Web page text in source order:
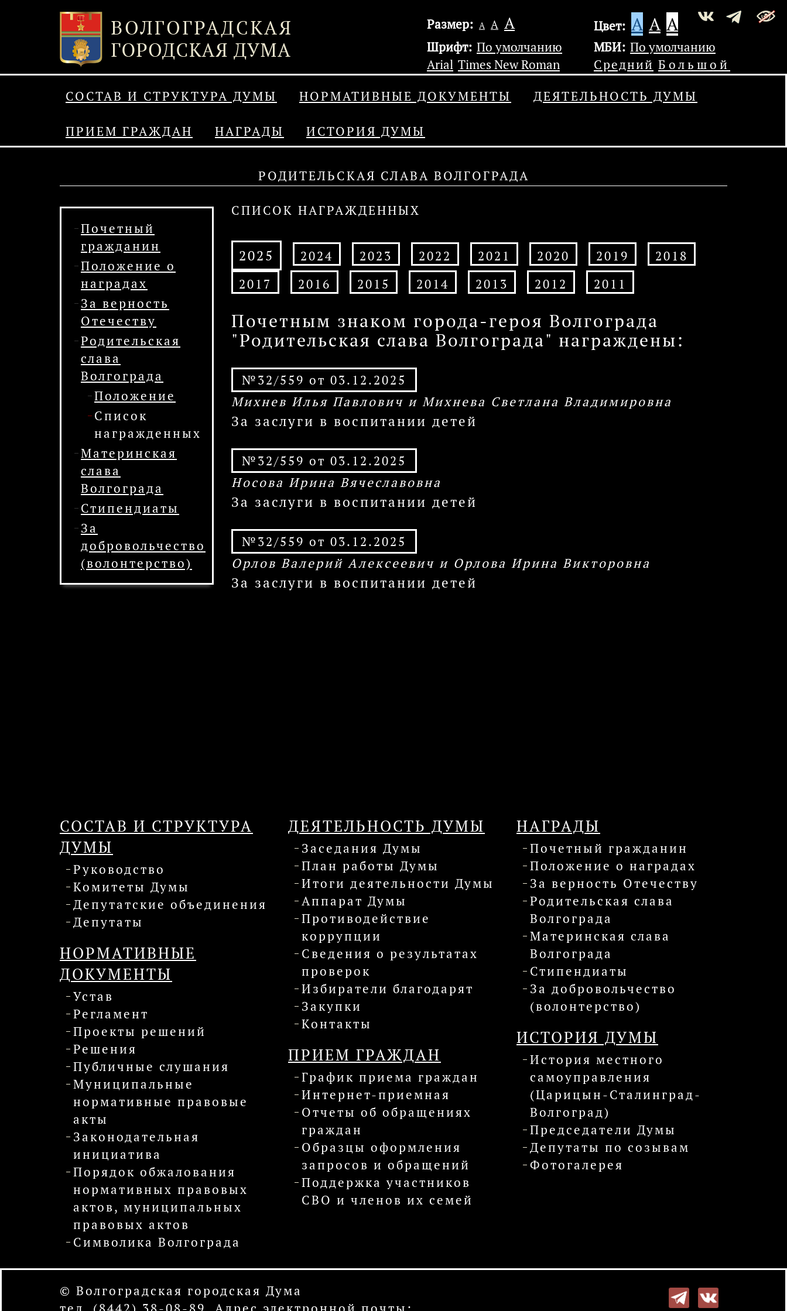
Размер: А А А Цвет: A A A
Шрифт: По умолчанию
Arial Times New Roman
МБИ: По умолчанию
Средний Большой
СОСТАВ И СТРУКТУРА ДУМЫ
НОРМАТИВНЫЕ ДОКУМЕНТЫ ДЕЯТЕЛЬНОСТЬ ДУМЫ
ПРИЕМ ГРАЖДАН НАГРАДЫ ИСТОРИЯ ДУМЫ
РОДИТЕЛЬСКАЯ СЛАВА ВОЛГОГРАДА
Почетный
гражданин
Положение о
наградах
За верность
Отечеству
Родительская
слава
Волгограда
Положение
Список
награжденных
Материнская
слава
Волгограда
Стипендиаты
За
добровольчество
(волонтерство)
СПИСОК НАГРАЖДЕННЫХ
2025 2024 2023 2022 2021 2020 2019
2018
2017
2016 2015 2014 2013 2012 2011
Почетным знаком города-героя Волгограда
"Родительская слава Волгограда" награждены:
№32/559 от 03.12.2025
Михнев Илья Павлович и Михнева Светлана Владимировна
За заслуги в воспитании детей
№32/559 от 03.12.2025
Носова Ирина Вячеславовна
За заслуги в воспитании детей
№32/559 от 03.12.2025
Орлов Валерий Алексеевич и Орлова Ирина Викторовна
За заслуги в воспитании детей
СОСТАВ И СТРУКТУРА
ДУМЫ
Руководство
Комитеты Думы
Депутатские объединения
Депутаты
НОРМАТИВНЫЕ
ДОКУМЕНТЫ
Устав
Регламент
Проекты решений
Решения
Публичные слушания
Муниципальные
нормативные правовые
акты
Законодательная
инициатива
Порядок обжалования
нормативных правовых
актов, муниципальных
правовых актов
Символика Волгограда
ДЕЯТЕЛЬНОСТЬ ДУМЫ
Заседания Думы
План работы Думы
Итоги деятельности Думы
Аппарат Думы
Противодействие
коррупции
Сведения о результатах
проверок
Избиратели благодарят
Закупки
Контакты
ПРИЕМ ГРАЖДАН
График приема граждан
Интернет-приемная
Отчеты об обращениях
граждан
Образцы оформления
запросов и обращений
Поддержка участников
СВО и членов их семей
НАГРАДЫ
Почетный гражданин
Положение о наградах
За верность Отечеству
Родительская слава
Волгограда
Материнская слава
Волгограда
Стипендиаты
За добровольчество
(волонтерство)
ИСТОРИЯ ДУМЫ
История местного
самоуправления
(Царицын-Сталинград-
Волгоград)
Председатели Думы
Депутаты по созывам
Фотогалерея
© Волгоградская городская Дума